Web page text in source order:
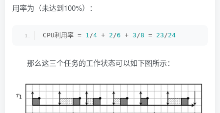
用率为（未达到100%）：
CPU利用率 = 1/4 + 2/6 + 3/8 = 23/24
那么这三个任务的工作状态可以如下图所示：